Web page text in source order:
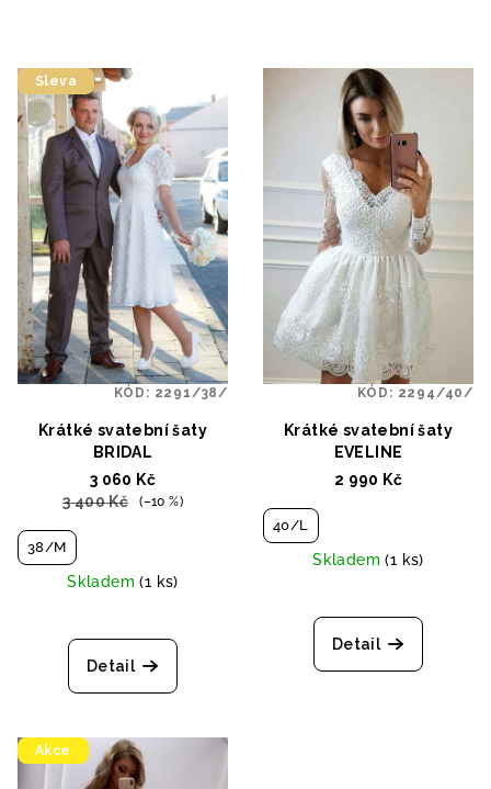
Sleva
Krátké svatební šaty
BRIDAL
3 060 Kč
3 400 Kč
(–10 %)
38/M
Skladem(1 ks)
Detail
KÓD: 2291/38/
Krátké svatební šaty
EVELINE
2 990 Kč
40/L
Skladem(1 ks)
Detail
KÓD: 2294/40/
Akce